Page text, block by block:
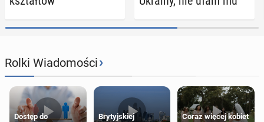
Rolki Wiadomości›
Dostęp do Brytyjskiej Coraz więcej kobiet